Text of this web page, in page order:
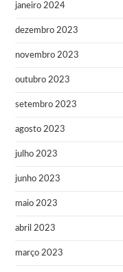
janeiro 2024
dezembro 2023
novembro 2023
outubro 2023
setembro 2023
agosto 2023
julho 2023
junho 2023
maio 2023
abril 2023
março 2023